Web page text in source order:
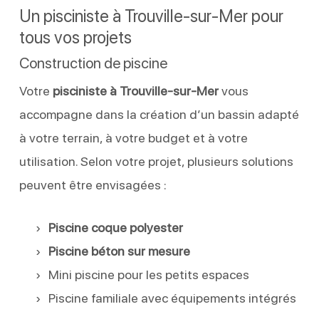
Un pisciniste à Trouville-sur-Mer pour
tous vos projets
Construction de piscine
Votre pisciniste à Trouville-sur-Mervous
accompagne dans la création d’un bassin adapté
à votre terrain, à votre budget et à votre
utilisation. Selon votre projet, plusieurs solutions
peuvent être envisagées :
Piscine coque polyester
Piscine béton sur mesure
Mini piscine pour les petits espaces
Piscine familiale avec équipements intégrés